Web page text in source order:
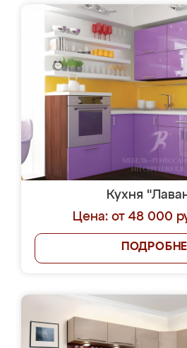
Кухня
Цена: от 48 000